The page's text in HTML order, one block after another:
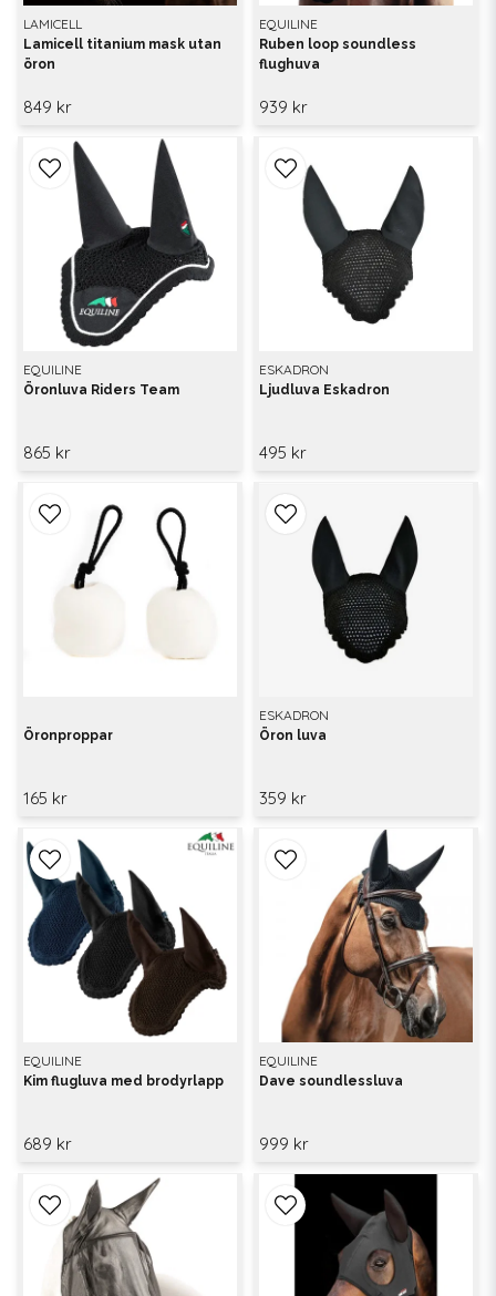
LAMICELL
Lamicell titanium mask utan
öron
849 kr
EQUILINE
Ruben loop soundless
flughuva
939 kr
EQUILINE
Öronluva Riders Team
865 kr
ESKADRON
Ljudluva Eskadron
495 kr
Öronproppar
165 kr
ESKADRON
Öron luva
359 kr
EQUILINE
Kim flugluva med brodyrlapp
689 kr
EQUILINE
Dave soundlessluva
999 kr